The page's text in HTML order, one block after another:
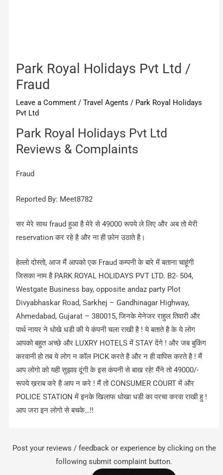
Park Royal Holidays Pvt Ltd /
Fraud
Leave a Comment /Travel Agents / Park Royal Holidays
Pvt Ltd
Park Royal Holidays Pvt Ltd
Reviews & Complaints
Fraud
Reported By: Meet8782
सर मेरे साथ fraud हुआ है मेरे से 49000 रूपये ले लिए और अब तो मेरी
reservation कर रहे है और ना ही फ़ोन उठाते है।
हेल्लो दोस्तो, आज मैं आपको एक Fraud कम्पनी के बारे में बताना चाहूंगी
जिसका नाम है PARK ROYAL HOLIDAYS PVT LTD. B2- 504,
Westgate Business bay, opposite andaz party Plot
Divyabhaskar Road, Sarkhej – Gandhinagar Highway,
Ahmedabad, Gujarat – 380015, जिनके मेनेजर राहुल तिवारी और
पार्थ नायर ने धोखे धडी की ये कंपनी चला राखी है ! ये बताते है के ये लोग
आपको बहुत अच्छे और LUXRY HOTELS में STAY देंगे ! और जब बुकिंग
करवानी हो तब ये लोग न कॉल PICK करते है और न ही वापिस करते है ! मैं
आप लोगो को यही सुझाव दूंगी के इस कंपनी से बाख रहे! मैंने तो 49000/-
रूपये ख़राब करे है आप न करे ! मैं तो CONSUMER COURT में और
POLICE STATION में इनके खिलाफ धोखा धडी का परचा करवा राखी हु !
आप जरा इन लोगो से बचके…!!
Post your reviews / feedback or experience by clicking on the
following submit complaint button.